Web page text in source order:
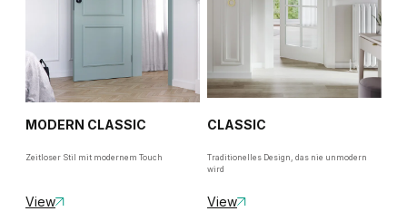
MODERN CLASSIC
Zeitloser Stil mit modernem Touch
View
CLASSIC
Traditionelles Design, das nie unmodern
wird
View